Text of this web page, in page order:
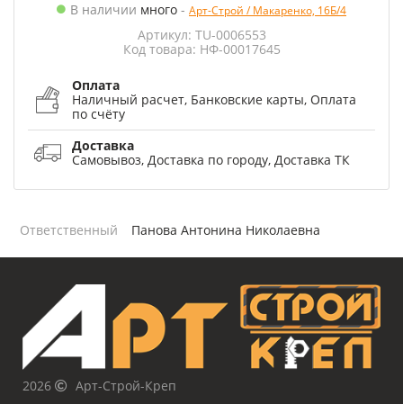
В наличии много - Арт-Строй / Макаренко, 16Б/4
Артикул: TU-0006553
Код товара: НФ-00017645
Оплата
Наличный расчет, Банковские карты, Оплата
по счёту
Доставка
Самовывоз, Доставка по городу, Доставка ТК
Ответственный Панова Антонина Николаевна
2026
Арт-Строй-Креп